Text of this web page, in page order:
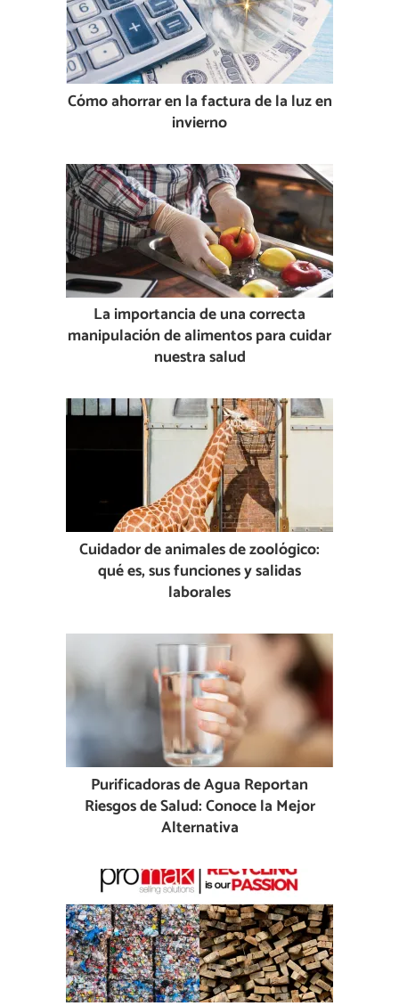
Cómo ahorrar en la factura de la luz en
invierno
La importancia de una correcta
manipulación de alimentos para cuidar
nuestra salud
Cuidador de animales de zoológico:
qué es, sus funciones y salidas
laborales
Purificadoras de Agua Reportan
Riesgos de Salud: Conoce la Mejor
Alternativa